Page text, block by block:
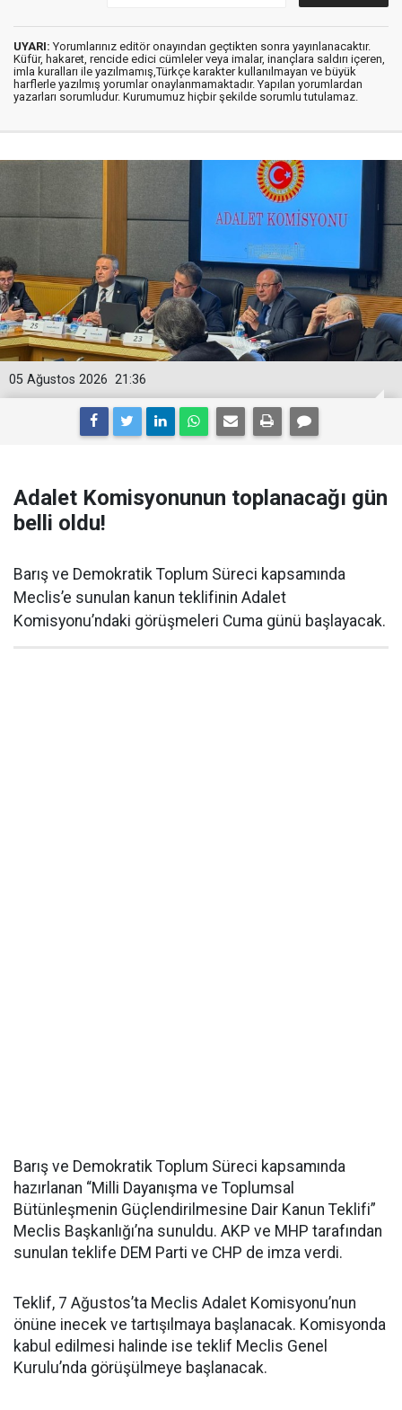
UYARI: Yorumlarınız editör onayından geçtikten sonra yayınlanacaktır.
Küfür, hakaret, rencide edici cümleler veya imalar, inançlara saldırı içeren,
imla kuralları ile yazılmamış,Türkçe karakter kullanılmayan ve büyük
harflerle yazılmış yorumlar onaylanmamaktadır. Yapılan yorumlardan
yazarları sorumludur. Kurumumuz hiçbir şekilde sorumlu tutulamaz.
21:36
05 Ağustos 2026
Adalet Komisyonunun toplanacağı gün
belli oldu!
Barış ve Demokratik Toplum Süreci kapsamında
Meclis’e sunulan kanun teklifinin Adalet
Komisyonu’ndaki görüşmeleri Cuma günü başlayacak.
Barış ve Demokratik Toplum Süreci kapsamında
hazırlanan “Milli Dayanışma ve Toplumsal
Bütünleşmenin Güçlendirilmesine Dair Kanun Teklifi”
Meclis Başkanlığı’na sunuldu. AKP ve MHP tarafından
sunulan teklife DEM Parti ve CHP de imza verdi.
Teklif, 7 Ağustos’ta Meclis Adalet Komisyonu’nun
önüne inecek ve tartışılmaya başlanacak. Komisyonda
kabul edilmesi halinde ise teklif Meclis Genel
Kurulu’nda görüşülmeye başlanacak.